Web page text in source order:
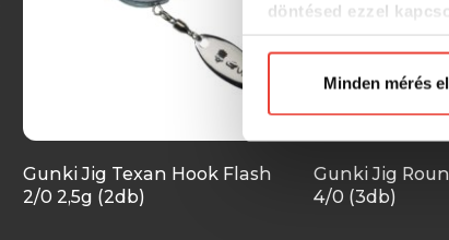
döntésed ezzel
Előre is köszönjük!
Minden mérés
Gunki Jig Texan Hook Flash
2/0 2,5g (2db)
Gunki Jig
4/0 (3db)